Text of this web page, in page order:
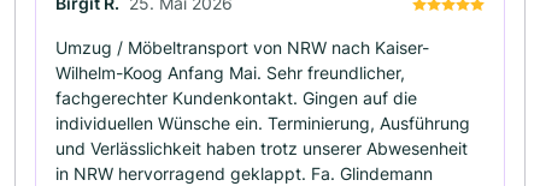
Umzug / Möbeltransport von NRW nach Kaiser-
Wilhelm-Koog Anfang Mai. Sehr freundlicher,
fachgerechter Kundenkontakt. Gingen auf die
individuellen Wünsche ein. Terminierung, Ausführung
und Verlässlichkeit haben trotz unserer Abwesenheit
in NRW hervorragend geklappt. Fa. Glindemann